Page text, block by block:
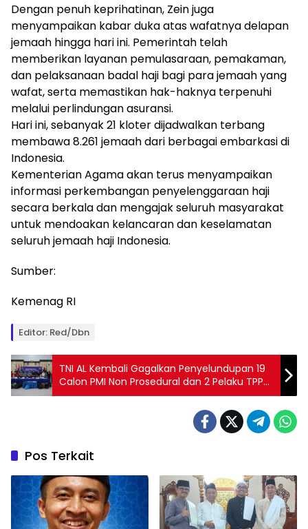
Dengan penuh keprihatinan, Zein juga
menyampaikan kabar duka atas wafatnya delapan
jemaah hingga hari ini. Pemerintah telah
memberikan layanan pemulasaraan, pemakaman,
dan pelaksanaan badal haji bagi para jemaah yang
wafat, serta memastikan hak-haknya terpenuhi
melalui perlindungan asuransi.
Hari ini, sebanyak 21 kloter dijadwalkan terbang
membawa 8.261 jemaah dari berbagai embarkasi di
Indonesia.
Kementerian Agama akan terus menyampaikan
informasi perkembangan penyelenggaraan haji
secara berkala dan mengajak seluruh masyarakat
untuk mendoakan kelancaran dan keselamatan
seluruh jemaah haji Indonesia.
Sumber:
Kemenag RI
Editor: Red/dbn
TNI AL Kembali Gagalkan Penyelundupan 19
Calon PMI Non Prosedural dan 2 Pelaku TPPM
di Dumai
Pos Terkait